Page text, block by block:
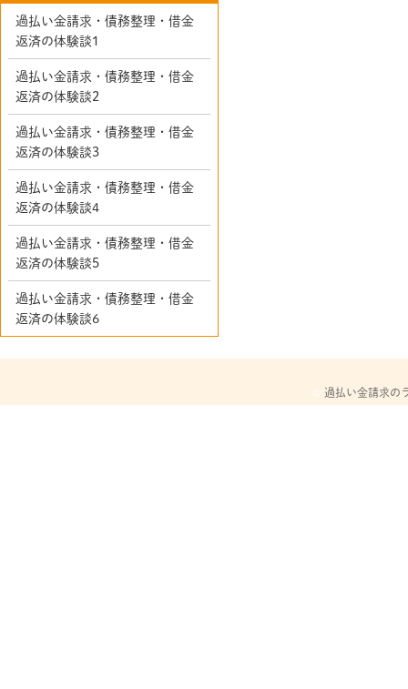
過払い金請求・債務整理・借金
返済の体験談1
過払い金請求・債務整理・借金
返済の体験談2
過払い金請求・債務整理・借金
返済の体験談3
過払い金請求・債務整理・借金
返済の体験談4
過払い金請求・債務整理・借金
返済の体験談5
過払い金請求・債務整理・借金
返済の体験談6
© 過払い金請求の